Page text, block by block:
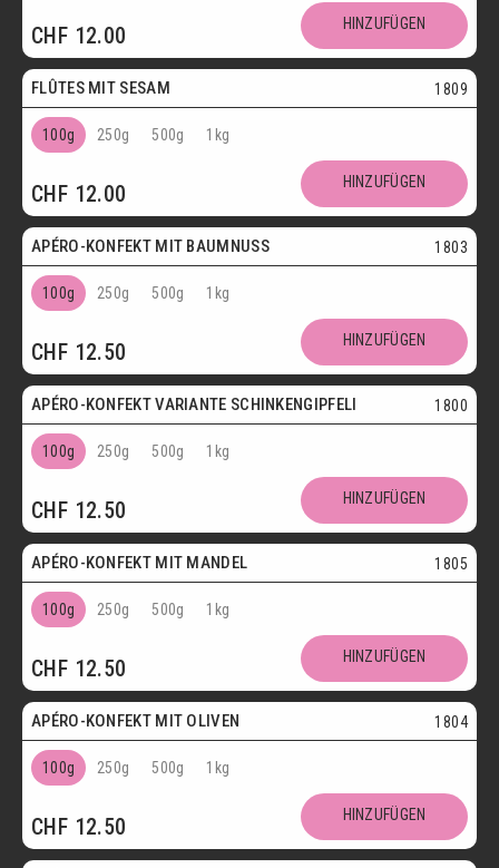
CHF 12.00 HINZUFÜGEN
Vegetarisch
FLÛTES MIT SESAM 1809
100g 250g 500g 1kg
CHF 12.00 HINZUFÜGEN
Vegetarisch
APÉRO-KONFEKT MIT BAUMNUSS 1803
100g 250g 500g 1kg
CHF 12.50 HINZUFÜGEN
APÉRO-KONFEKT VARIANTE SCHINKENGIPFELI 1800
100g 250g 500g 1kg
CHF 12.50 HINZUFÜGEN
Vegetarisch
APÉRO-KONFEKT MIT MANDEL 1805
100g 250g 500g 1kg
CHF 12.50 HINZUFÜGEN
Vegetarisch
APÉRO-KONFEKT MIT OLIVEN 1804
100g 250g 500g 1kg
CHF 12.50 HINZUFÜGEN